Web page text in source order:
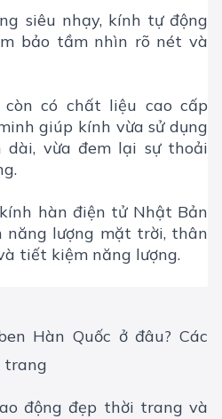
siêu nhạy, kính tự động
bảo tầm nhìn rõ nét và
có chất liệu cao cấp
giúp kính vừa sử dụng
vừa đem lại sự thoải
hàn điện tử Nhật Bản
năng lượng mặt trời, thân
tiết kiệm năng lượng.
Hàn Quốc ở đâu? Các
trang
động đẹp thời trang và